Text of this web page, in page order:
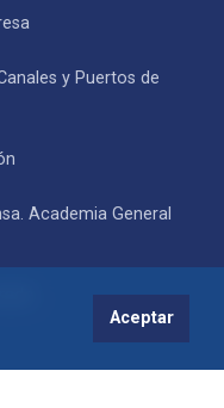
Aceptar
y Puertos de
Academia General